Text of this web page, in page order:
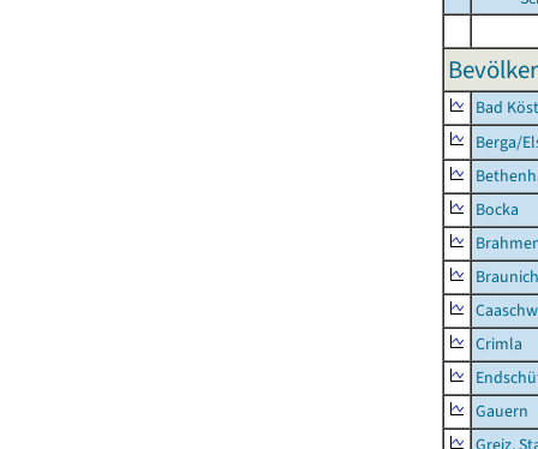
Bad
Berga/
Bocka
Crimla
Gauern